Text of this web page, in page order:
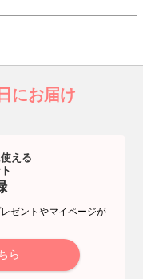
にお届け
える
ゼントやマイページが
ら